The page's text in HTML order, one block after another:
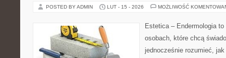
POSTED BY ADMIN LUT - 15 - 2026 MOŻLIWOŚĆ
Estetica – Endermologia
osobach, które chcą
jednocześnie rozumieć, jak